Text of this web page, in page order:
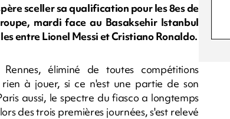
sceller sa qualification pour les 8es de
mardi face au Basaksehir Istanbul
entre Lionel Messi et Cristiano Ronaldo.
éliminé de toutes compétitions
à jouer, si ce n'est une partie de son
aussi, le spectre du fiasco a longtemps
des trois premières journées, s'est relevé